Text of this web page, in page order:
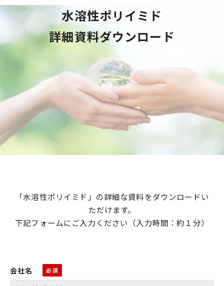
水溶性ポリイミド
詳細資料ダウンロード
「水溶性ポリイミド」の詳細な資料をダウンロードい
ただけます。
下記フォームにご入力ください（入力時間：約１分）
会社名